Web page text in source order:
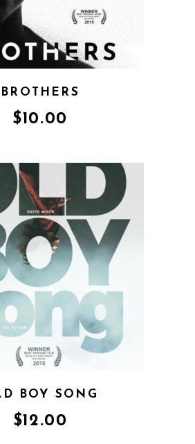
BROTHERS
$10.00
BOY SONG
$12.00